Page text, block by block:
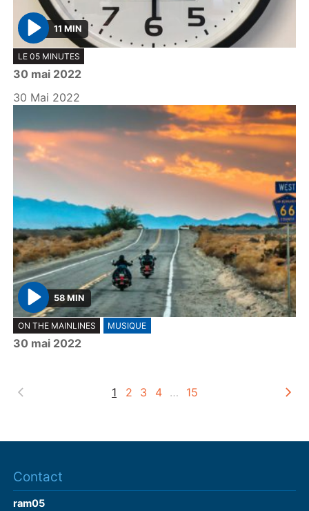
P
l
a
y
11 MIN
LE 05 MINUTES
30 mai 2022
30 Mai 2022
P
l
a
58 MIN
ON THE MAINLINES MUSIQUE
30 mai 2022
1 2 3 4 … 15
Contact
ram05